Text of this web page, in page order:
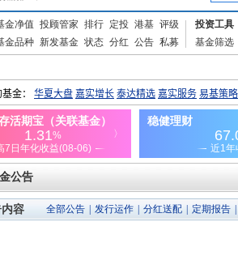
金净值 投顾管家 排行 定投 港基 评级
金品种 新发基金 状态 分红 公告 私募
投资工具
基金筛选
公告
容 全部公告 发行运作 分红送配 定期报告